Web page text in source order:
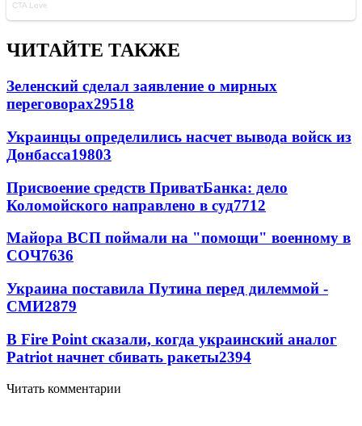
ЧИТАЙТЕ ТАКЖЕ
Зеленский сделал заявление о мирных
переговорах29518
Украинцы определились насчет вывода войск из
Донбасса19803
Присвоение средств ПриватБанка: дело
Коломойского направлено в суд7712
Майора ВСП поймали на "помощи" военному в
СОЧ7636
Украина поставила Путина перед дилеммой -
СМИ2879
В Fire Point сказали, когда украинский аналог
Patriot начнет сбивать ракеты2394
Читать комментарии